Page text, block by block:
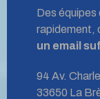
Des équipes
rapidement,
un email
94 Av.
33650 La